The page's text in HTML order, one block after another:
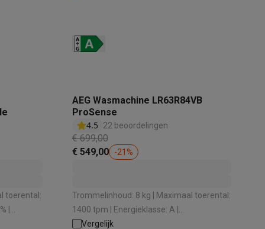
Slimme elektrische tandenborstels
met ecocheques
met ecochequesDampkappen met ecochequesKookplaten
toerental:
|
|
AEG Wasmachine LR63R84VB
ProSense
4.5
22 beoordelingen
€ 699,00
€ 549,00
-21 %
Trommelinhoud: 8 kg | Maximaal toerental:
1400 tpm | Energieklasse: A |
Geluidsniveau bij het zwieren: 74 dB |
Vergelijk